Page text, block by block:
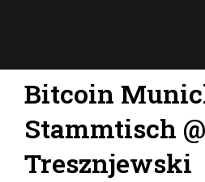
Bitcoin
Stammtisch @
Tresznjewski